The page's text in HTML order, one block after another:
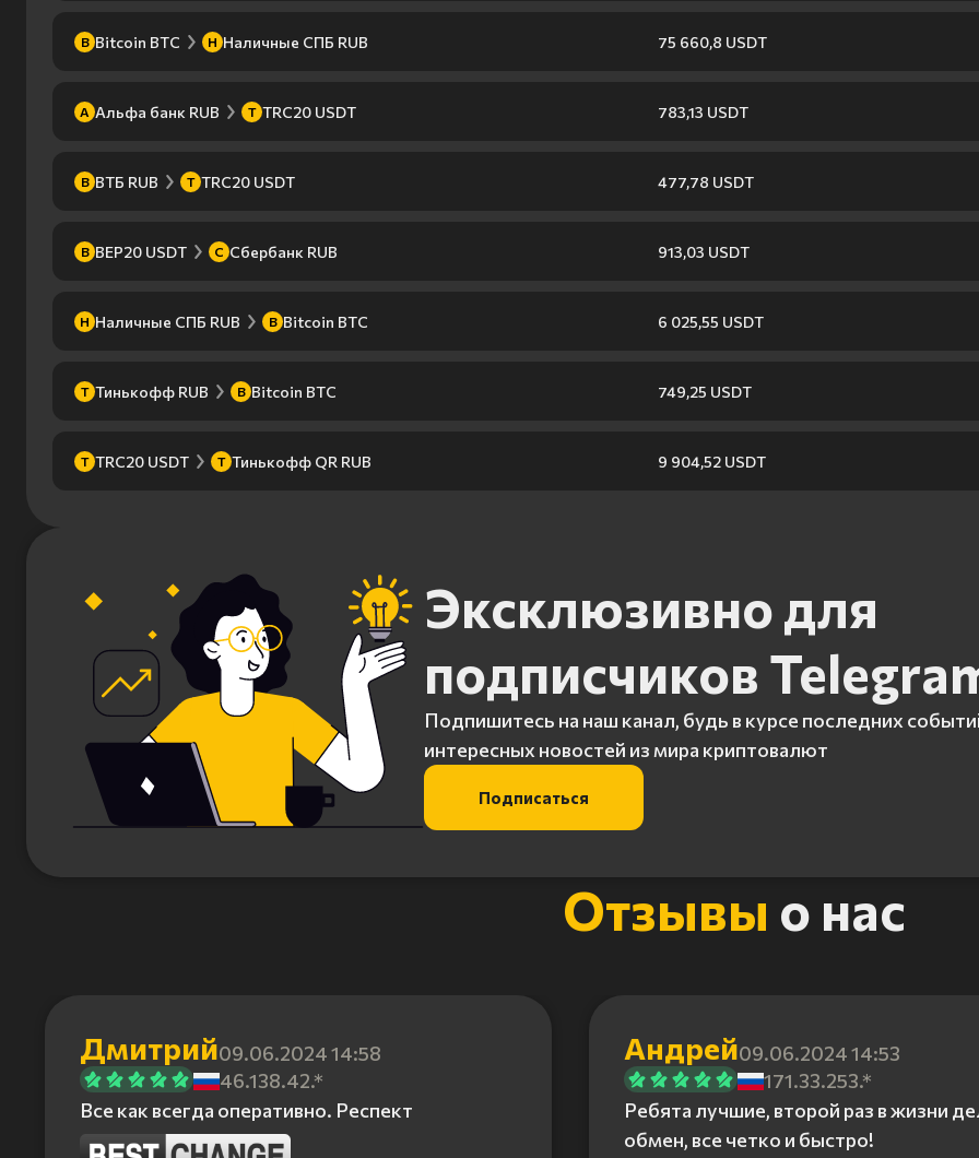
B Bitcoin BTC Н Наличные СПБ RUB 75 660,8 USDT
А Альфа банк RUB T TRC20 USDT 783,13 USDT
В ВТБ RUB T TRC20 USDT 477,78 USDT
B BEP20 USDT С Сбербанк RUB 913,03 USDT
Н Наличные СПБ RUB B Bitcoin BTC 6 025,55 USDT
Т Тинькофф RUB B Bitcoin BTC 749,25 USDT
T TRC20 USDT Т Тинькофф QR RUB 9 904,52 USDT
Эксклюзивно для
подписчиков
Подпишитесь на наш канал, будь в курсе последних
интересных новостей из мира криптовалют
Подписаться
Отзывы о нас
Дмитрий09.06.2024 14:58
46.138.42.*
Все как всегда оперативно. Респект
Андрей09.06.2024 14:53
171.33.253.*
Ребята лучшие, второй раз в жизни
обмен, все четко и быстро!